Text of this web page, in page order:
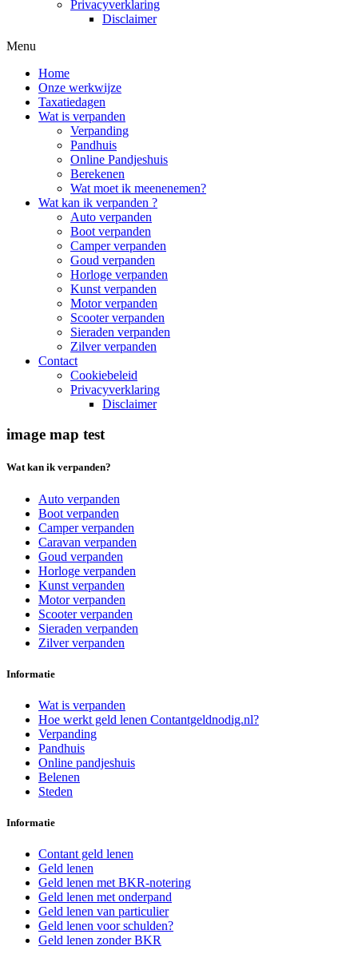
Privacyverklaring
Disclaimer
Menu
Home
Onze werkwijze
Taxatiedagen
Wat is verpanden
Verpanding
Pandhuis
Online Pandjeshuis
Berekenen
Wat moet ik meenenemen?
Wat kan ik verpanden ?
Auto verpanden
Boot verpanden
Camper verpanden
Goud verpanden
Horloge verpanden
Kunst verpanden
Motor verpanden
Scooter verpanden
Sieraden verpanden
Zilver verpanden
Contact
Cookiebeleid
Privacyverklaring
Disclaimer
image map test
Wat kan ik verpanden?
Auto verpanden
Boot verpanden
Camper verpanden
Caravan verpanden
Goud verpanden
Horloge verpanden
Kunst verpanden
Motor verpanden
Scooter verpanden
Sieraden verpanden
Zilver verpanden
Informatie
Wat is verpanden
Hoe werkt geld lenen Contantgeldnodig.nl?
Verpanding
Pandhuis
Online pandjeshuis
Belenen
Steden
Informatie
Contant geld lenen
Geld lenen
Geld lenen met BKR-notering
Geld lenen met onderpand
Geld lenen van particulier
Geld lenen voor schulden?
Geld lenen zonder BKR